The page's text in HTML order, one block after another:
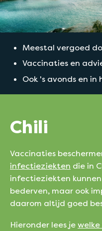
Meestal vergoed
Vaccinaties en
Ook 's avonds en in
Chili
Vaccinaties
infectieziekten die in
infectieziekten
bederven, maar ook
daarom altijd goed
Hieronder lees je